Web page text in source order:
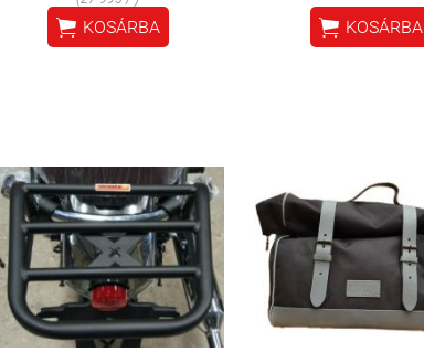
 KOSÁRBA  KOSÁRBA